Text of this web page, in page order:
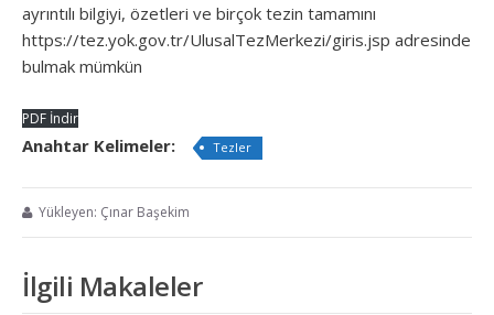
ayrıntılı bilgiyi, özetleri ve birçok tezin tamamını
https://tez.yok.gov.tr/UlusalTezMerkezi/giris.jsp adresinde
bulmak mümkün
PDF İndir
Anahtar Kelimeler: Tezler
Yükleyen: Çınar Başekim
İlgili Makaleler